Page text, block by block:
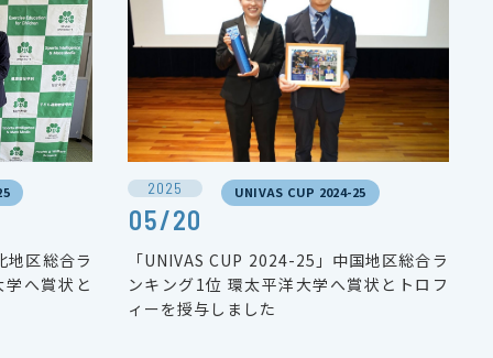
地区総合ラ
へ賞状と
2025
05/20
UNIVAS CUP 2024-25
「UNIVAS CUP 2024-25」中国地区総合ラ
ンキング1位 環太平洋大学へ賞状とトロフ
ィーを授与しました